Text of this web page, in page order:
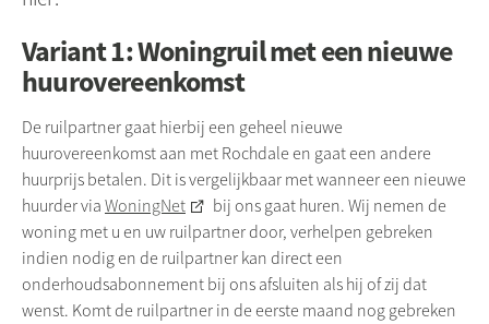
Variant 1: Woningruil met een nieuwe
huurovereenkomst
De ruilpartner gaat hierbij een geheel nieuwe
huurovereenkomst aan met Rochdale en gaat een andere
huurprijs betalen. Dit is vergelijkbaar met wanneer een nieuwe
huurder via WoningNet
bij ons gaat huren. Wij nemen de
woning met u en uw ruilpartner door, verhelpen gebreken
indien nodig en de ruilpartner kan direct een
onderhoudsabonnement bij ons afsluiten als hij of zij dat
wenst. Komt de ruilpartner in de eerste maand nog gebreken